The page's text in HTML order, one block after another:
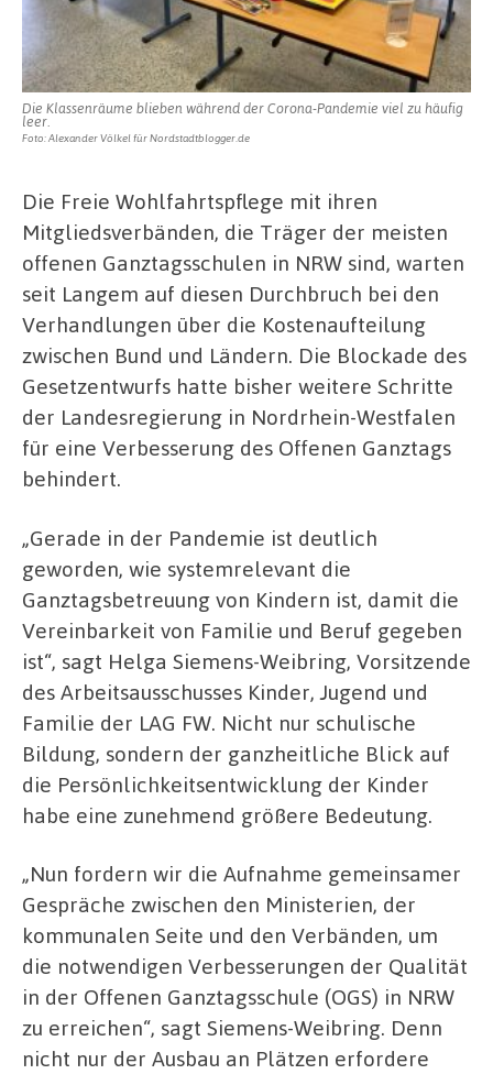
Die Klassenräume blieben während der Corona-Pandemie viel zu häufig
leer.
Foto: Alexander Völkel für Nordstadtblogger.de
Die Freie Wohlfahrtspflege mit ihren
Mitgliedsverbänden, die Träger der meisten
offenen Ganztagsschulen in NRW sind, warten
seit Langem auf diesen Durchbruch bei den
Verhandlungen über die Kostenaufteilung
zwischen Bund und Ländern. Die Blockade des
Gesetzentwurfs hatte bisher weitere Schritte
der Landesregierung in Nordrhein-Westfalen
für eine Verbesserung des Offenen Ganztags
behindert.
„Gerade in der Pandemie ist deutlich
geworden, wie systemrelevant die
Ganztagsbetreuung von Kindern ist, damit die
Vereinbarkeit von Familie und Beruf gegeben
ist“, sagt Helga Siemens-Weibring, Vorsitzende
des Arbeitsausschusses Kinder, Jugend und
Familie der LAG FW. Nicht nur schulische
Bildung, sondern der ganzheitliche Blick auf
die Persönlichkeitsentwicklung der Kinder
habe eine zunehmend größere Bedeutung.
„Nun fordern wir die Aufnahme gemeinsamer
Gespräche zwischen den Ministerien, der
kommunalen Seite und den Verbänden, um
die notwendigen Verbesserungen der Qualität
in der Offenen Ganztagsschule (OGS) in NRW
zu erreichen“, sagt Siemens-Weibring. Denn
nicht nur der Ausbau an Plätzen erfordere